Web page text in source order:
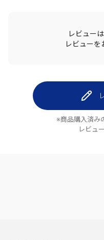
レビュー
レビューを
※商品購入済み
レビュ